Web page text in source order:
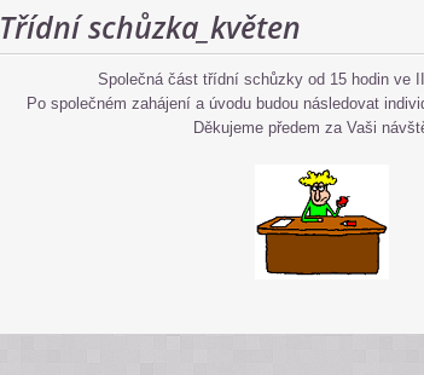
Třídní schůzka_květen
Společná část třídní schůzky od 15 hodin ve
Po společném zahájení a úvodu budou následovat
Děkujeme předem za Vaši